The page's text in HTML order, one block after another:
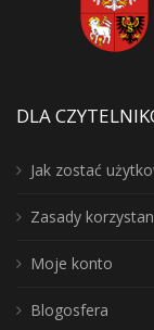
DLA
Jak zostać
Zasady
Moje konto
Blogosfera